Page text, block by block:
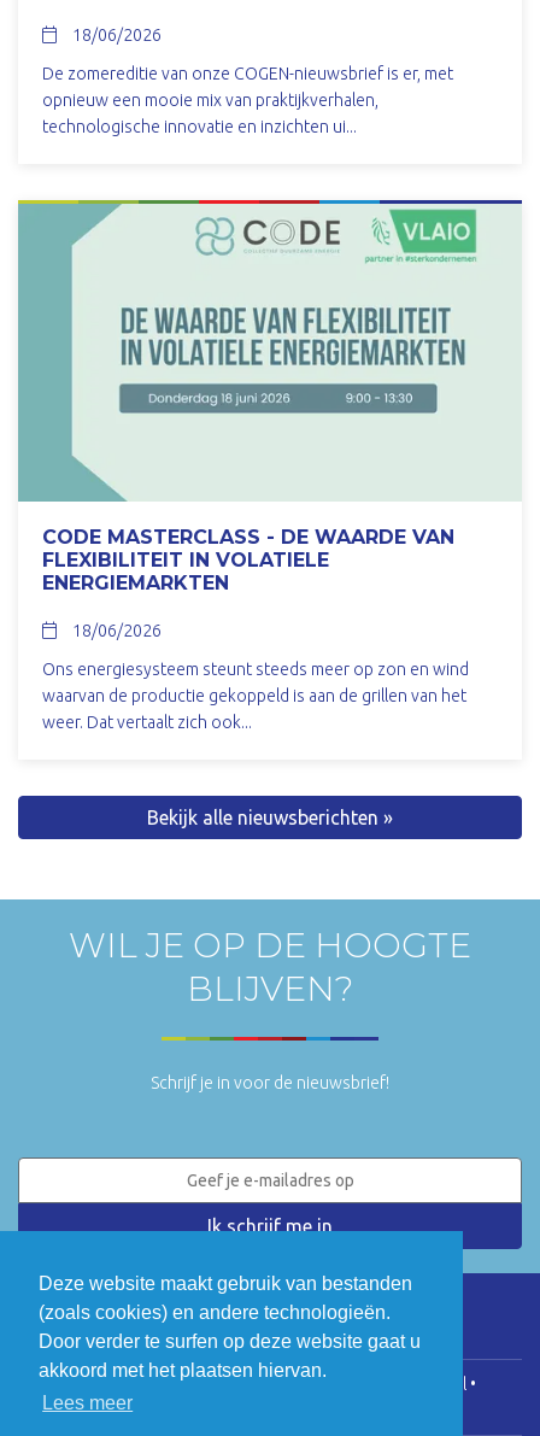
Deze website maakt gebruik van bestanden
(zoals cookies) en andere technologieën.
Door verder te surfen op deze website gaat u
akkoord met het plaatsen hiervan.
Lees meer
18/06/2026
De zomereditie van onze COGEN-nieuwsbrief is er, met
opnieuw een mooie mix van praktijkverhalen,
technologische innovatie en inzichten ui...
CODE MASTERCLASS - DE WAARDE VAN
FLEXIBILITEIT IN VOLATIELE
ENERGIEMARKTEN
18/06/2026
Ons energiesysteem steunt steeds meer op zon en wind
waarvan de productie gekoppeld is aan de grillen van het
weer. Dat vertaalt zich ook...
Bekijk alle nieuwsberichten »
WIL JE OP DE HOOGTE
BLIJVEN?
Schrijf je in voor de nieuwsbrief!
LinkedIn Twitter
COGEN Vlaanderen • Koningsstraat 146, 1000 Brussel •
info@cogenvlaanderen.be